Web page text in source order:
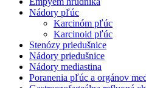
Nádory pľúc
Karcinóm pľúc
Karcinoid pľúc
Stenózy priedušnice
Nádory priedušnice
Nádory mediastina
Poranenia pľúc a orgánov